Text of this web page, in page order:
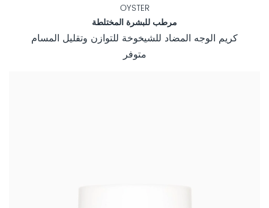
OYSTER
مرطب للبشرة المختلطة
كريم الوجه المضاد للشيخوخة للتوازن وتقليل المسام
متوفر